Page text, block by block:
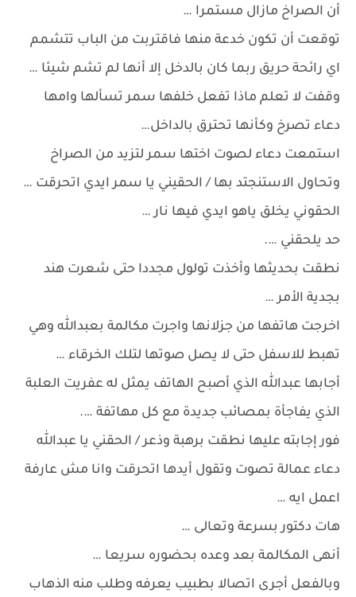
أن الصراخ مازال مستمرا …
توقعت أن تكون خدعة منها فاقتربت من الباب تتشمم
اي رائحة حريق ربما كان بالدخل إلا أنها لم تشم شيئا …
وقفت لا تعلم ماذا تفعل خلفها سمر تسألها وامها
دعاء تصرخ وكأنها تحترق بالداخل…
استمعت دعاء لصوت اختها سمر لتزيد من الصراخ
وتحاول الاستنجتد بها / الحقيني يا سمر ايدي اتحرقت …
الحقوني يخلق ياهو ايدي فيها نار …
حد يلحقني ….
نطقت بحديثها وأخذت تولول مجددا حتى شعرت هند
بجدية الأمر …
اخرجت هاتفها من جزلانها واجرت مكالمة بعبدالله وهي
تهبط للاسفل حتى لا يصل صوتها لتلك الخرقاء …
أجابها عبدالله الذي أصبح الهاتف يمثل له عفريت العلبة
الذي يفاجأة بمصائب جديدة مع كل مهاتفة ….
فور إجابته عليها نطقت برهبة وذعر / الحقني يا عبدالله
دعاء عمالة تصوت وتقول أيدها اتحرقت وانا مش عارفة
اعمل ايه …
هات دكتور بسرعة وتعالى …
أنهى المكالمة بعد وعده بحضوره سريعا …
وبالفعل أجرى اتصالا بطبيب يعرفه وطلب منه الذهاب